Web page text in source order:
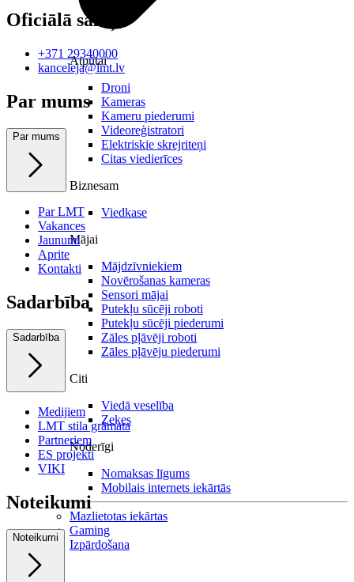
Atpūtai
Droni
Kameras
Kameru piederumi
Videoreģistratori
Elektriskie skrejriteņi
Citas viedierīces
Biznesam
Viedkase
Mājai
Mājdzīvniekiem
Novērošanas kameras
Sensori mājai
Putekļu sūcēji roboti
Putekļu sūcēji piederumi
Zāles pļāvēji roboti
Zāles pļāvēju piederumi
Citi
Viedā veselība
Zeķes
Noderīgi
Nomaksas līgums
Mobilais internets iekārtās
Mazlietotas iekārtas
Gaming
Izpārdošana
Oficiālā saziņa
+371 29340000
kanceleja@lmt.lv
Par mums
Par mums
Par LMT
Vakances
Jaunumi
Aprite
Kontakti
Sadarbība
Sadarbība
Medijiem
LMT stila grāmata
Partneriem
ES projekti
VIKI
Noteikumi
Noteikumi